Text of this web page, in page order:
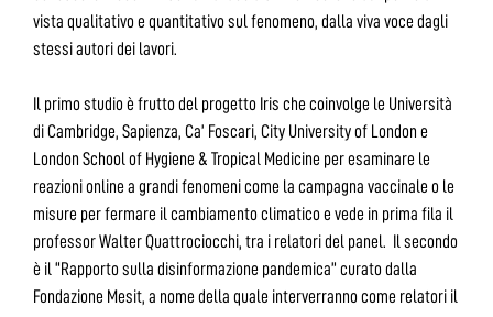
vista qualitativo e quantitativo sul fenomeno, dalla viva voce dagli
stessi autori dei lavori.
Il primo studio è frutto del progetto Iris che coinvolge le Università
di Cambridge, Sapienza, Ca’ Foscari, City University of London e
London School of Hygiene & Tropical Medicine per esaminare le
reazioni online a grandi fenomeni come la campagna vaccinale o le
misure per fermare il cambiamento climatico e vede in prima fila il
professor Walter Quattrociocchi, tra i relatori del panel. Il secondo
è il “Rapporto sulla disinformazione pandemica” curato dalla
Fondazione Mesit, a nome della quale interverranno come relatori il